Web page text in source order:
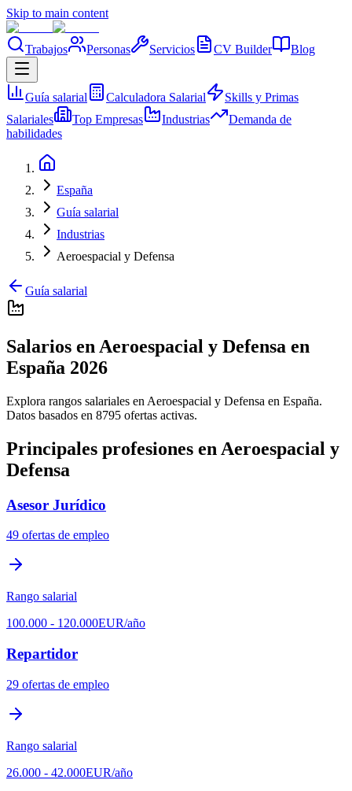
Skip to main content
Trabajos Personas Servicios CV Builder Blog
Guía salarial Calculadora Salarial
Skills y Primas
Salariales
Top Empresas Industrias
Demanda de
habilidades
España
Guía salarial
Industrias
Aeroespacial y Defensa
Guía salarial
Salarios en Aeroespacial y Defensa en
España 2026
Explora rangos salariales en Aeroespacial y Defensa en España.
Datos basados en 8795 ofertas activas.
Principales profesiones en Aeroespacial y
Defensa
Asesor Jurídico
49 ofertas de empleo
Rango salarial
100.000 - 120.000EUR/año
Repartidor
29 ofertas de empleo
Rango salarial
26.000 - 42.000EUR/año